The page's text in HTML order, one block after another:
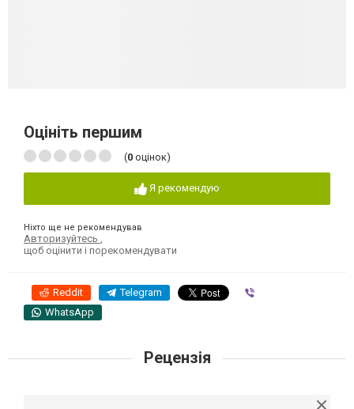
Оцініть першим
(0 оцінок)
Я рекомендую
Ніхто ще не рекомендував
Авторизуйтесь
щоб оцінити і порекомендувати
Reddit Telegram
WhatsApp
Рецензія